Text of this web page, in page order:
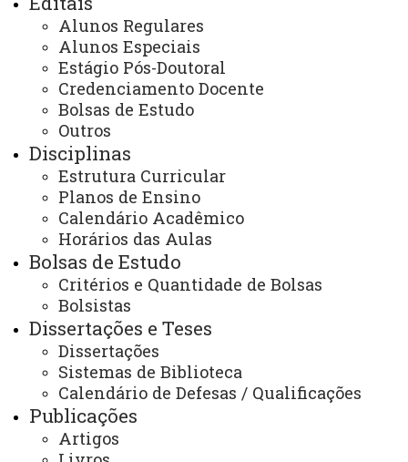
Alunos Regulares
Alunos Especiais
Estágio Pós-Doutoral
Credenciamento Docente
Bolsas de Estudo
Outros
Disciplinas
Estrutura Curricular
Planos de Ensino
Calendário Acadêmico
Horários das Aulas
Bolsas de Estudo
Critérios e Quantidade de Bolsas
Bolsistas
Dissertações e Teses
Dissertações
Sistemas de Biblioteca
Calendário de Defesas / Qualificações
Publicações
Artigos
Contato:
(45) 3379-7173
Horário de Atendimento:
Segunda à sexta
E-mail/Redes Sociais:
toledo.mestradoambientais@unioeste.br
www.facebook.com/ppgca.unioeste
ppgca_unioeste/
Você está aqui:Unioeste
PPGCA - Programa de Pós-graduação em Ciências
Ambientais
Nossa Localização